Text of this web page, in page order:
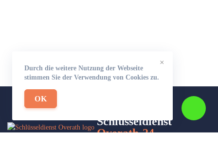
×
Durch die weitere Nutzung der Webseite
stimmen Sie der Verwendung von Cookies zu.
OK
Schlüsseldienst
Overath-24